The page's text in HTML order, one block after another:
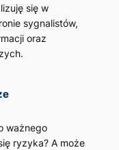
się w
sygnalistów,
oraz
ważnego
ryzyka? A może